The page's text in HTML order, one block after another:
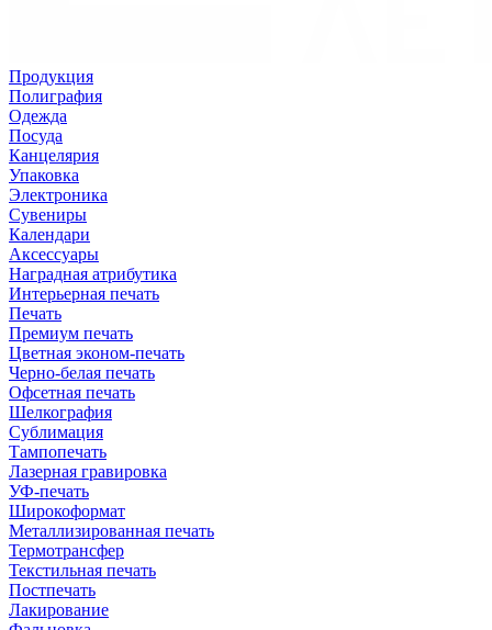
Продукция
Полиграфия
Одежда
Посуда
Канцелярия
Упаковка
Электроника
Сувениры
Календари
Аксессуары
Наградная атрибутика
Интерьерная печать
Печать
Премиум печать
Цветная эконом-печать
Черно-белая печать
Офсетная печать
Шелкография
Сублимация
Тампопечать
Лазерная гравировка
УФ-печать
Широкоформат
Металлизированная печать
Термотрансфер
Текстильная печать
Постпечать
Лакирование